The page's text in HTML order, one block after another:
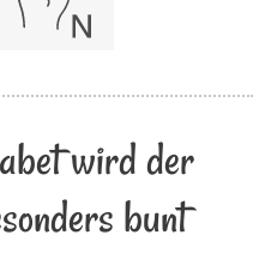
wird der
bunt